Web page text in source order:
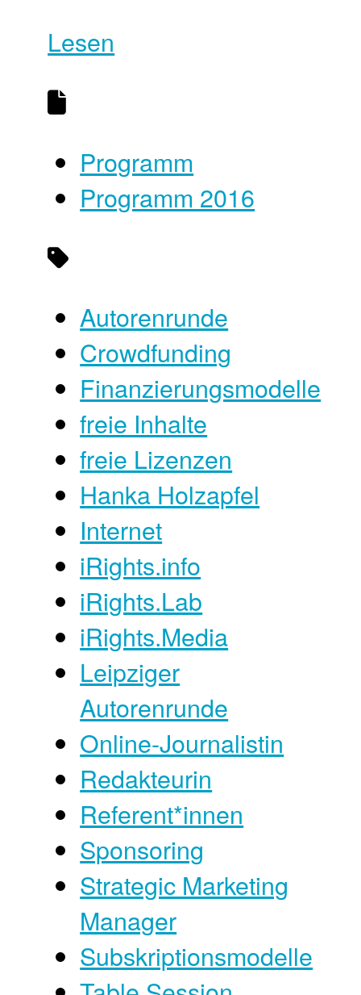
Lesen
Programm
Programm 2016
Autorenrunde
Crowdfunding
Finanzierungsmodelle
freie Inhalte
freie Lizenzen
Hanka Holzapfel
Internet
iRights.info
iRights.Lab
iRights.Media
Leipziger
Autorenrunde
Online-Journalistin
Redakteurin
Referent*innen
Sponsoring
Strategic Marketing
Manager
Subskriptionsmodelle